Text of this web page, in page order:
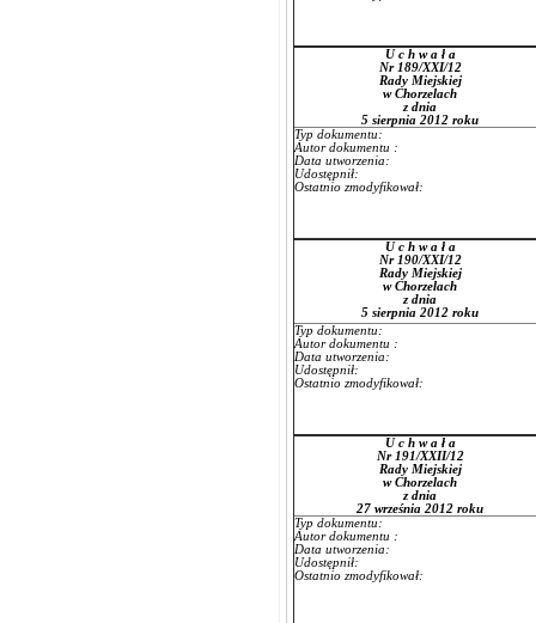
U c h w a ł a
Nr 189/XXI/12
Rady Miejskiej
w Chorzelach
z dnia
5 sierpnia 2012 roku
Typ dokumentu:
Autor dokumentu :
Data utworzenia:
Udostępnił:
Ostatnio zmodyfikował:
U c h w a ł a
Nr 190/XXI/12
Rady Miejskiej
w Chorzelach
z dnia
5 sierpnia 2012 roku
Typ dokumentu:
Autor dokumentu :
Data utworzenia:
Udostępnił:
Ostatnio zmodyfikował:
U c h w a ł a
Nr 191/XXII/12
Rady Miejskiej
w Chorzelach
z dnia
27 września 2012 roku
Typ dokumentu:
Autor dokumentu :
Data utworzenia:
Udostępnił:
Ostatnio zmodyfikował: